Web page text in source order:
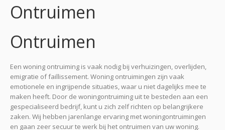
Ontruimen
Ontruimen
Een woning ontruiming is vaak nodig bij verhuizingen, overlijden,
emigratie of faillissement. Woning ontruimingen zijn vaak
emotionele en ingrijpende situaties, waar u niet dagelijks mee te
maken heeft. Door de woningontruiming uit te besteden aan een
gespecialiseerd bedrijf, kunt u zich zelf richten op belangrijkere
zaken. Wij hebben jarenlange ervaring met woningontruimingen
en gaan zeer secuur te werk bij het ontruimen van uw woning.